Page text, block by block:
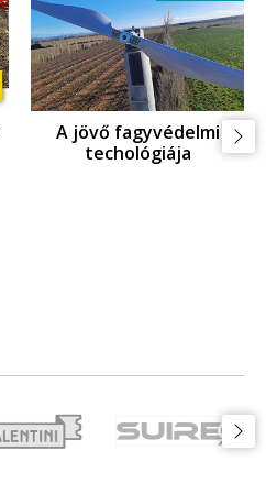
Fagykár megelőzés,
fagyvédelem